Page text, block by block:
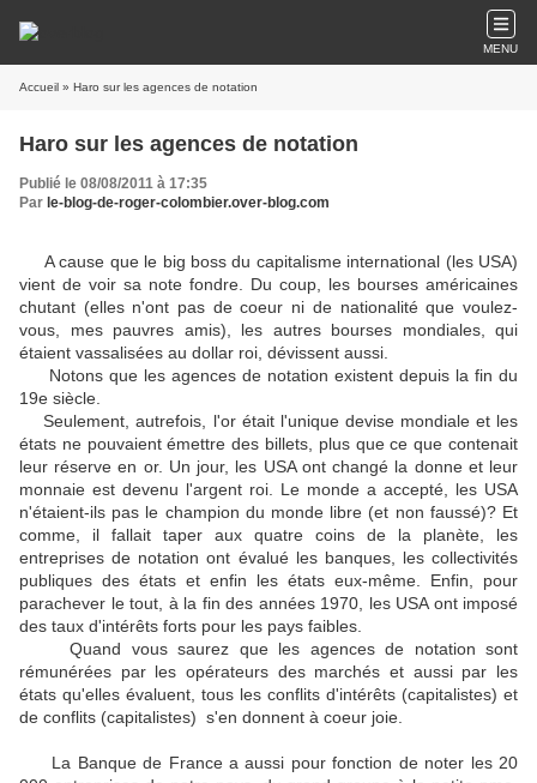
MENU
Accueil » Haro sur les agences de notation
Haro sur les agences de notation
Publié le 08/08/2011 à 17:35
Par le-blog-de-roger-colombier.over-blog.com
A cause que le big boss du capitalisme international (les USA)
vient de voir sa note fondre. Du coup, les bourses américaines
chutant (elles n'ont pas de coeur ni de nationalité que voulez-
vous, mes pauvres amis), les autres bourses mondiales, qui
étaient vassalisées au dollar roi, dévissent aussi.
Notons que les agences de notation existent depuis la fin du
19e siècle.
Seulement, autrefois, l'or était l'unique devise mondiale et les
états ne pouvaient émettre des billets, plus que ce que contenait
leur réserve en or. Un jour, les USA ont changé la donne et leur
monnaie est devenu l'argent roi. Le monde a accepté, les USA
n'étaient-ils pas le champion du monde libre (et non faussé)? Et
comme, il fallait taper aux quatre coins de la planète, les
entreprises de notation ont évalué les banques, les collectivités
publiques des états et enfin les états eux-même. Enfin, pour
parachever le tout, à la fin des années 1970, les USA ont imposé
des taux d'intérêts forts pour les pays faibles.
Quand vous saurez que les agences de notation sont
rémunérées par les opérateurs des marchés et aussi par les
états qu'elles évaluent, tous les conflits d'intérêts (capitalistes) et
de conflits (capitalistes) s'en donnent à coeur joie.
La Banque de France a aussi pour fonction de noter les 20